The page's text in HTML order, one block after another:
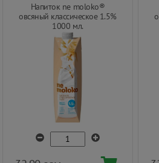
Напиток ne moloko®
овсяный классическое 1.5%
1000 мл.